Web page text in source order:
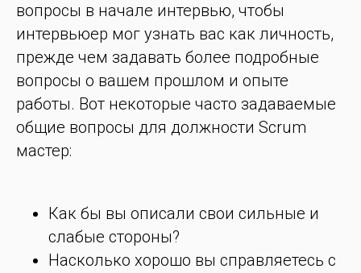
вопросы в начале интервью, чтобы
интервьюер мог узнать вас как личность,
прежде чем задавать более подробные
вопросы о вашем прошлом и опыте
работы. Вот некоторые часто задаваемые
общие вопросы для должности Scrum
мастер:
Как бы вы описали свои сильные и
слабые стороны?
Насколько хорошо вы справляетесь с